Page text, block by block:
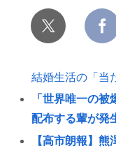
結婚生活の「当
「世界唯一の
配布する輩が発
【高市朗報】